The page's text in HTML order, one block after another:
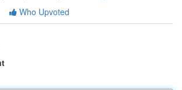
Who Upvoted